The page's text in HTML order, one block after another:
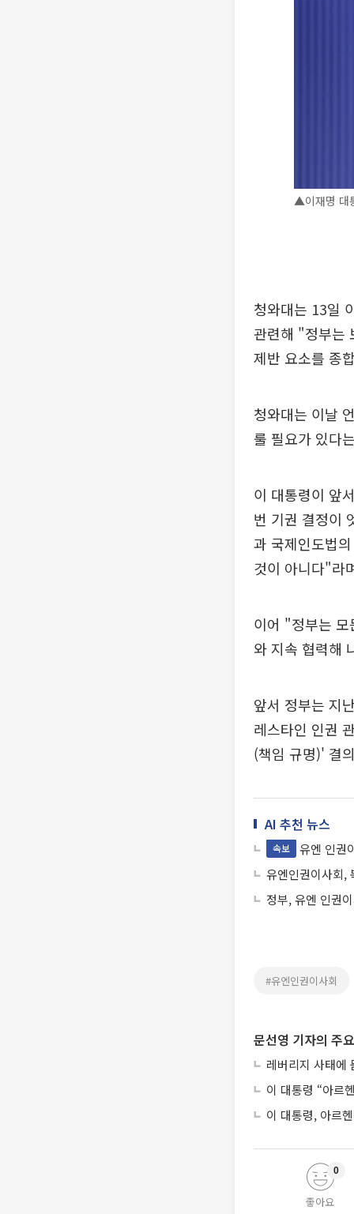
▲이재명 대
청와대는 13일
관련해 "정부는
제반 요소를 종
청와대는 이날
룰 필요가 있다
이 대통령이 앞
번 기권 결정이
과 국제인도법
것이 아니다"라
이어 "정부는 모
와 지속 협력해
앞서 정부는 지
레스타인 인권
(책임 규명)' 결
AI 추천 뉴스
속보
유엔 인권
유엔인권이사회,
정부, 유엔 인권
#유엔인권이사회
문선영 기자의 주
레버리지 사태에
이 대통령 “아르
이 대통령, 아르
좋아요
0